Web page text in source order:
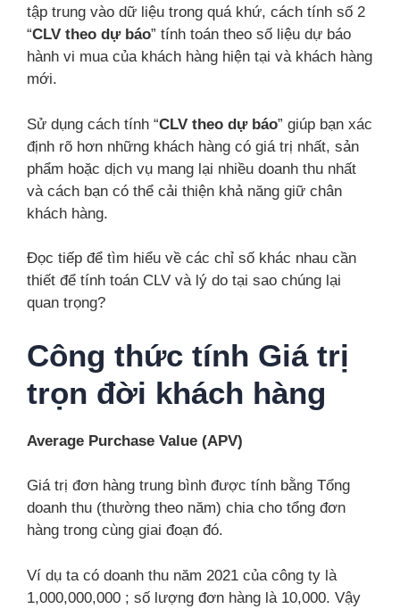
tập trung vào dữ liệu trong quá khứ, cách tính số 2
“CLV theo dự báo” tính toán theo số liệu dự báo
hành vi mua của khách hàng hiện tại và khách hàng
mới.
Sử dụng cách tính “CLV theo dự báo” giúp bạn xác
định rõ hơn những khách hàng có giá trị nhất, sản
phẩm hoặc dịch vụ mang lại nhiều doanh thu nhất
và cách bạn có thể cải thiện khả năng giữ chân
khách hàng.
Đọc tiếp để tìm hiểu về các chỉ số khác nhau cần
thiết để tính toán CLV và lý do tại sao chúng lại
quan trọng?
Công thức tính Giá trị
trọn đời khách hàng
Average Purchase Value (APV)
Giá trị đơn hàng trung bình được tính bằng Tổng
doanh thu (thường theo năm) chia cho tổng đơn
hàng trong cùng giai đoạn đó.
Ví dụ ta có doanh thu năm 2021 của công ty là
1,000,000,000 ; số lượng đơn hàng là 10,000. Vậy